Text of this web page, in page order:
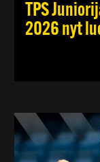
TPS
2026 nyt